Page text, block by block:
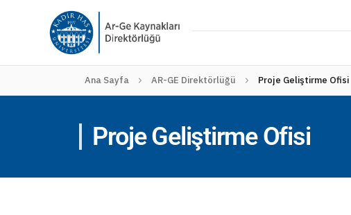
Ana Sayfa AR-GE Direktörlüğü Proje Geliştirme Ofisi
Proje Geliştirme Ofisi